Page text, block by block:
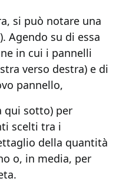
si può notare una
Agendo su di essa
in cui i pannelli
verso destra) e di
pannello,
qui sotto) per
scelti tra i
della quantità
o, in media, per